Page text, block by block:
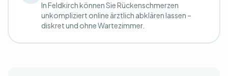
In Feldkirch können Sie Rückenschmerzen
unkompliziert online ärztlich abklären lassen –
diskret und ohne Wartezimmer.